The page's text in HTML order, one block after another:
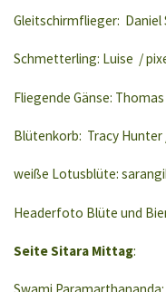
Gleitschirmflieger:
Schmetterling: Luise /
Fliegende Gänse:
Blütenkorb: Tracy Hunter
weiße Lotusblüte:
Headerfoto Blüte und
Seite Sitara Mittag: